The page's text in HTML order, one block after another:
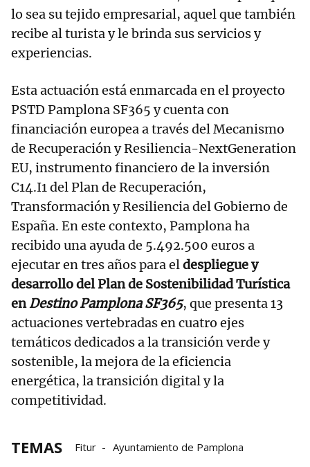
lo sea su tejido empresarial, aquel que también
recibe al turista y le brinda sus servicios y
experiencias.
Esta actuación está enmarcada en el proyecto
PSTD Pamplona SF365 y cuenta con
financiación europea a través del Mecanismo
de Recuperación y Resiliencia-NextGeneration
EU, instrumento financiero de la inversión
C14.I1 del Plan de Recuperación,
Transformación y Resiliencia del Gobierno de
España. En este contexto, Pamplona ha
recibido una ayuda de 5.492.500 euros a
ejecutar en tres años para eldespliegue y
desarrollo del Plan de Sostenibilidad Turística
enDestino Pamplona SF365, que presenta 13
actuaciones vertebradas en cuatro ejes
temáticos dedicados a la transición verde y
sostenible, la mejora de la eficiencia
energética, la transición digital y la
competitividad.
TEMAS Fitur Ayuntamiento de Pamplona